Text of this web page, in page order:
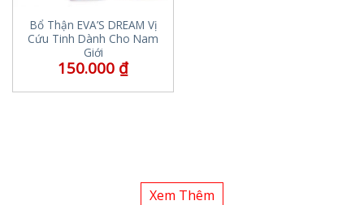
Bổ Thận EVA’S DREAM Vị
Cứu Tinh Dành Cho Nam
Giới
150.000 ₫
Xem Thêm